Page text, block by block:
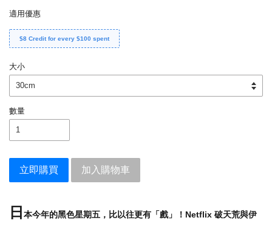
適用優惠
$8 Credit for every $100 spent
大小
數量
立即購買 加入購物車
日 本今年的黑色星期五，比以往更有「戲」！Netflix 破天荒與伊